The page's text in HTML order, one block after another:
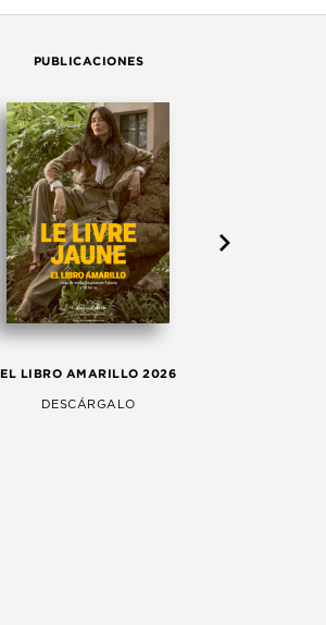
PUBLICACIONES
EL LIBRO AMARILLO 2026
DESCÁRGALO